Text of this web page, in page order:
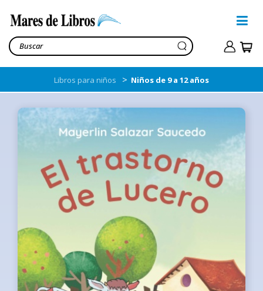
Libros para niños > Niños de 9 a 12 años